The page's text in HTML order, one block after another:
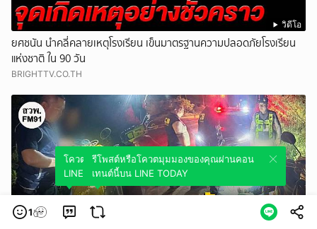
วิดีโอ
ยศชนัน นำคลี่คลายเหตุโรงเรียน เข็นมาตรฐานความปลอดภัยโรงเรียน
แห่งชาติ ใน 90 วัน
BRIGHTTV.CO.TH
1
โควตมุมมองของคุณผ่านคอนเทนต์นี้บน
LINE TODAY
รีโพสต์หรือโควตมุมมองของคุณผ่านคอน
เทนต์นี้บน LINE TODAY